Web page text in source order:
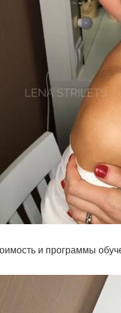
и программы